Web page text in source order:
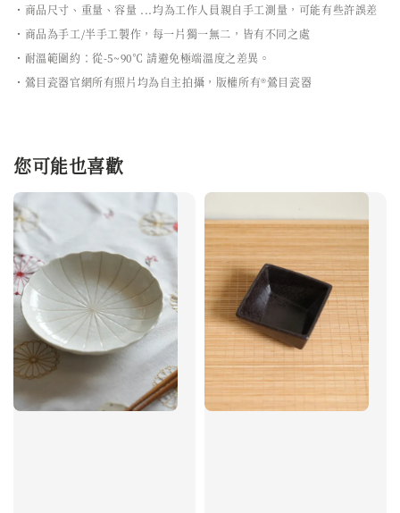
・商品尺寸、重量、容量 ...均為工作人員親自手工測量，可能有些許誤差
・商品為手工/半手工製作，每一片獨一無二，皆有不同之處
・耐溫範圍約：從-5~90℃ 請避免極端溫度之差異。
・鶯目瓷器官網所有照片均為自主拍攝，版權所有®鶯目瓷器
您可能也喜歡